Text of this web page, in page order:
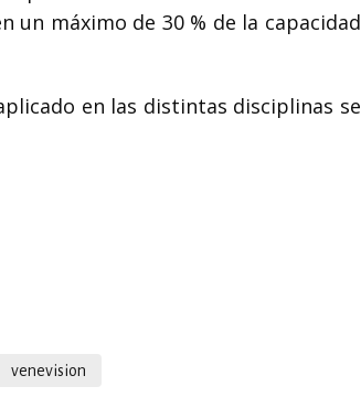
máximo de 30 % de la capacidad
en las distintas disciplinas se
venevision